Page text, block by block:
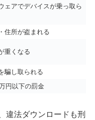
ェアでデバイスが乗っ取ら
住所が盗まれる
重くなる
騙し取られる
円以下の罰金
違法ダウンロードも刑